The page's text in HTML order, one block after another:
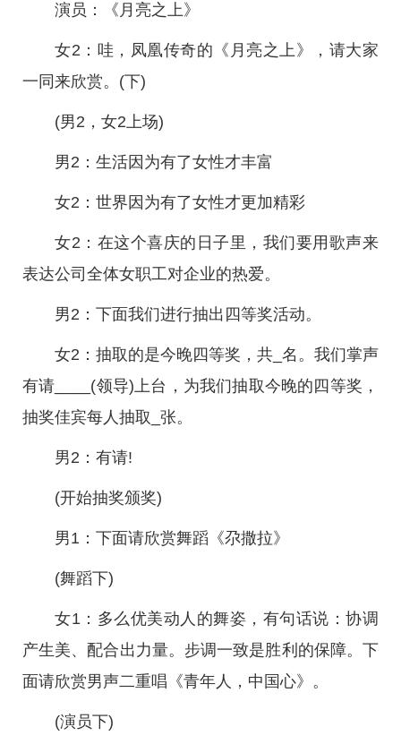
演员：《月亮之上》
女2：哇，凤凰传奇的《月亮之上》，请大家
一同来欣赏。(下)
(男2，女2上场)
男2：生活因为有了女性才丰富
女2：世界因为有了女性才更加精彩
女2：在这个喜庆的日子里，我们要用歌声来
表达公司全体女职工对企业的热爱。
男2：下面我们进行抽出四等奖活动。
女2：抽取的是今晚四等奖，共_名。我们掌声
有请____(领导)上台，为我们抽取今晚的四等奖，
抽奖佳宾每人抽取_张。
男2：有请!
(开始抽奖颁奖)
男1：下面请欣赏舞蹈《尕撒拉》
(舞蹈下)
女1：多么优美动人的舞姿，有句话说：协调
产生美、配合出力量。步调一致是胜利的保障。下
面请欣赏男声二重唱《青年人，中国心》。
(演员下)